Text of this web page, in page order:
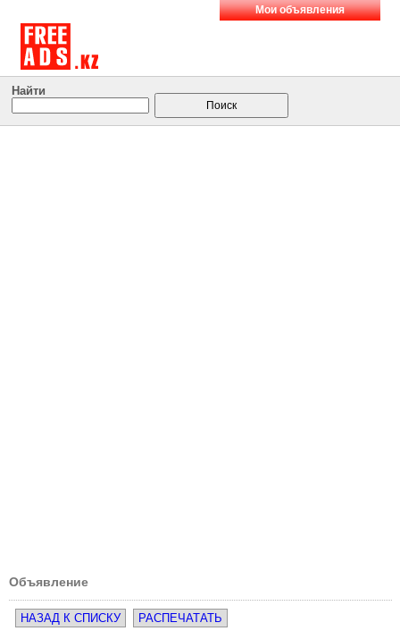
Мои объявления
Найти
Объявление
НАЗАД К СПИСКУ РАСПЕЧАТАТЬ